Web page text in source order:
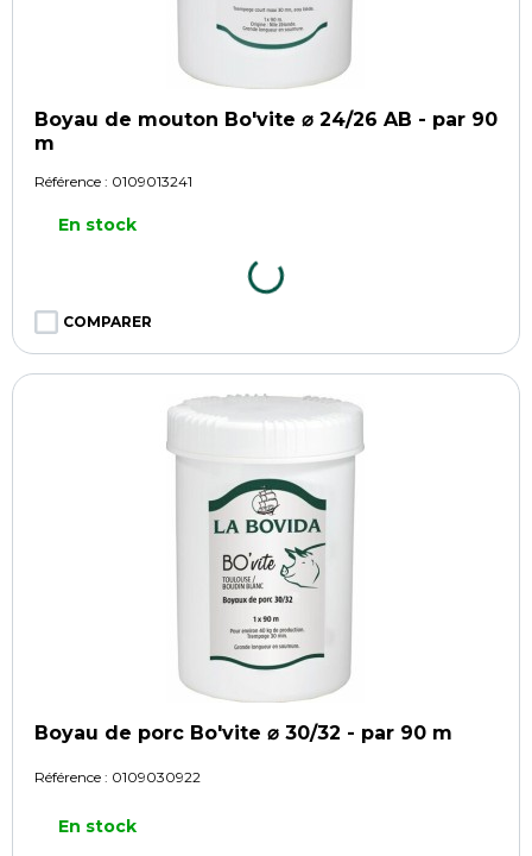
Boyau de mouton Bo'vite ⌀ 24/26 AB - par 90
m
Référence : 0109013241
En stock
COMPARER
Boyau de porc Bo'vite ⌀ 30/32 - par 90 m
Référence : 0109030922
En stock